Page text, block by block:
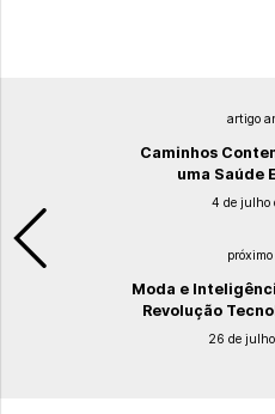
artigo
Caminhos
uma Saúde
4 de julho
Moda e
Revolução
26 de